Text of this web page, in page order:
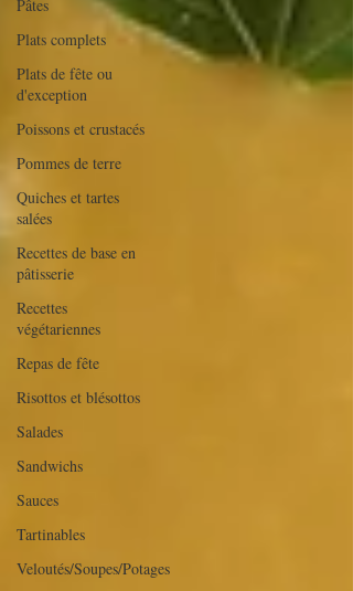
Pâtes
Plats complets
Plats de fête ou
d'exception
Poissons et crustacés
Pommes de terre
Quiches et tartes
salées
Recettes de base en
pâtisserie
Recettes
végétariennes
Repas de fête
Risottos et blésottos
Salades
Sandwichs
Sauces
Tartinables
Veloutés/Soupes/Potages